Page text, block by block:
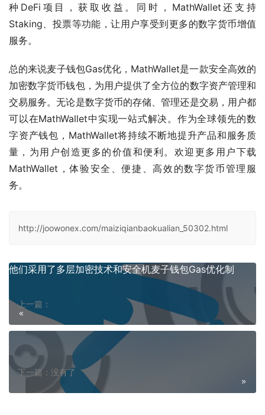
种DeFi项目，获取收益。同时，MathWallet还支持
Staking、投票等功能，让用户享受到更多的数字货币增值
服务。
总的来说麦子钱包Gas优化，MathWallet是一款安全高效的
加密数字货币钱包，为用户提供了全方位的数字资产管理和
交易服务。无论是数字货币的存储、管理还是交易，用户都
可以在MathWallet中实现一站式解决。作为全球领先的数
字资产钱包，MathWallet将持续不断地提升产品和服务质
量，为用户创造更多的价值和便利。欢迎更多用户下载
MathWallet，体验安全、便捷、高效的数字货币管理服
务。
http://joowonex.com/maiziqianbaokualian_50302.html
上一篇：
他们采用了多层加密技术和安全机麦子钱包Gas优化制
下一篇：没有了